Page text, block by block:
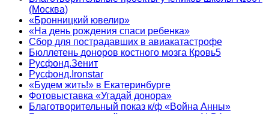
(Москва)
«Бронницкий ювелир»
«На день рождения спаси ребенка»
Сбор для пострадавших в авиакатастрофе
Бюллетень доноров костного мозга Кровь5
Русфонд.Зенит
Русфонд.Ironstar
«Будем жить!» в Екатеринбурге
Фотовыставка «Угадай донора»
Благотворительный показ к/ф «Война Анны»